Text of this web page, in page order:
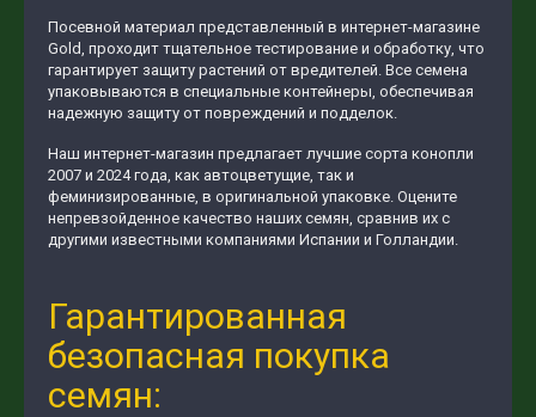
Посевной материал представленный в интернет-магазине
Gold, проходит тщательное тестирование и обработку, что
гарантирует защиту растений от вредителей. Все семена
упаковываются в специальные контейнеры, обеспечивая
надежную защиту от повреждений и подделок.
Наш интернет-магазин предлагает лучшие сорта конопли
2007 и 2024 года, как автоцветущие, так и
феминизированные, в оригинальной упаковке. Оцените
непревзойденное качество наших семян, сравнив их с
другими известными компаниями Испании и Голландии.
Гарантированная
безопасная покупка
семян: